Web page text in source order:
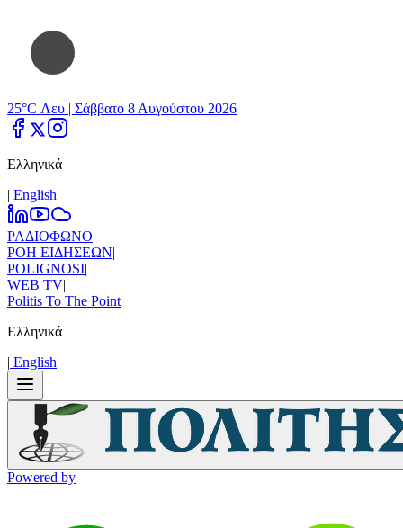
25°C Λευ | Σάββατο 8 Αυγούστου 2026
Ελληνικά
| Εnglish
ΡΑΔΙΟΦΩΝΟ|
ΡΟΗ ΕΙΔΗΣΕΩΝ|
POLIGNOSI|
WEB TV|
Politis To The Point
Ελληνικά
| Εnglish
Powered by